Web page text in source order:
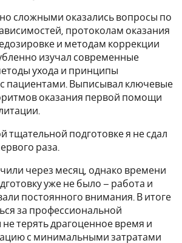
сложными оказались вопросы по
протоколам оказания
и методам коррекции
изучал современные
ухода и принципы
пациентами. Выписывал ключевые
оказания первой помощи
тщательной подготовке я не сдал
раза.
через месяц, однако времени
уже не было – работа и
постоянного внимания. В итоге
за профессиональной
терять драгоценное время и
с минимальными затратами